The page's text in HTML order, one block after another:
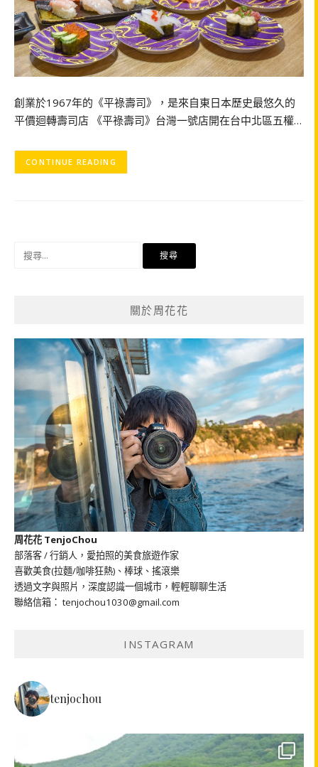
創業於1967年的《平祿壽司》，是來自東日本歷史最悠久的
平價迴轉壽司店 《平祿壽司》台灣一號店開在台中北區五權…
CONTINUE READING
關於周花花
周花花 TenjoChou
部落客 / 行銷人，愛拍照的美食旅遊作家
喜歡美食(拉麵/咖啡狂熱)、棒球、搖滾樂
透過文字與照片，深度認識一個城市，輕輕聊聊生活
聯絡信箱： tenjochou1030@gmail.com
INSTAGRAM
tenjochou